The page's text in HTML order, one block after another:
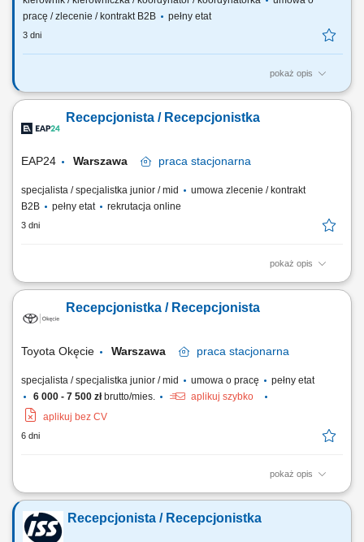
pracę / zlecenie / kontrakt B2B
pełny etat
3 dni
pokaż opis
Opis oferty Szukamy osoby, która ogarnie kilka obszarów naraz i zrobi
codzienną opiekę administracyjną nad biurem. To rola dla kogoś
zorganizowanego, lubiącego różnorodność zadań i potrafiącego
Recepcjonista / Recepcjonistka
EAP24 Warszawa praca stacjonarna
specjalista / specjalistka junior / mid
umowa zlecenie / kontrakt
B2B
pełny etat rekrutacja online
3 dni
pokaż opis
Twój zakres obowiązków kompleksowa obsługa pacjentów w recepcji,
informacji o usługach centrum, obsługa systemu do rejestracji
pacjentów, przyjmowanie płatności i wystawianie dokumentów
Recepcjonistka / Recepcjonista
Toyota Okęcie Warszawa praca stacjonarna
specjalista / specjalistka junior / mid umowa o pracę
pełny etat
6 000 - 7 500 złbrutto/mies.
aplikuj szybko
aplikuj bez CV
6 dni
pokaż opis
Twój zakres obowiązków obsługa recepcji oraz dbanie o sprawny
klientami; wspieranie klientów oczekujących na spotkanie z doradcą lub
serwisem; prowadzenie dokumentacji oraz ewidencji pojazdów;
Recepcjonista / Recepcjonistka